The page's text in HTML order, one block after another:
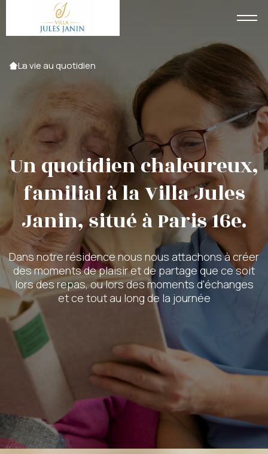
Accueil
La vie au quotidien
Un quotidien chaleureux,
familial à la Villa Jules
Janin, situé à Paris 16e.
Dans notre résidence nous nous attachons à créer
des moments de plaisir et de partage que ce soit
lors des repas, ou lors des moments d'échanges
et ce tout au long de la journée